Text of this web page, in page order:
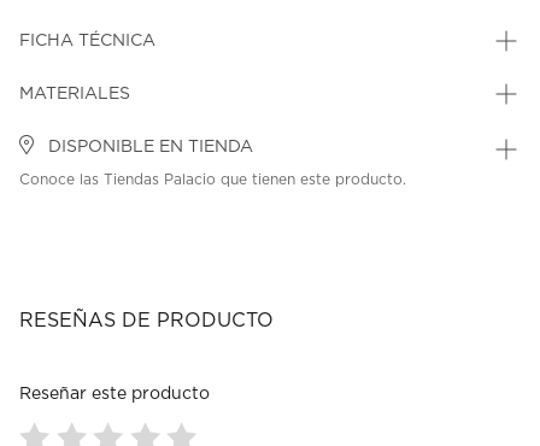
FICHA TÉCNICA
MATERIALES
DISPONIBLE EN TIENDA
Conoce las Tiendas Palacio que tienen este producto.
RESEÑAS DE PRODUCTO
Reseñar este producto